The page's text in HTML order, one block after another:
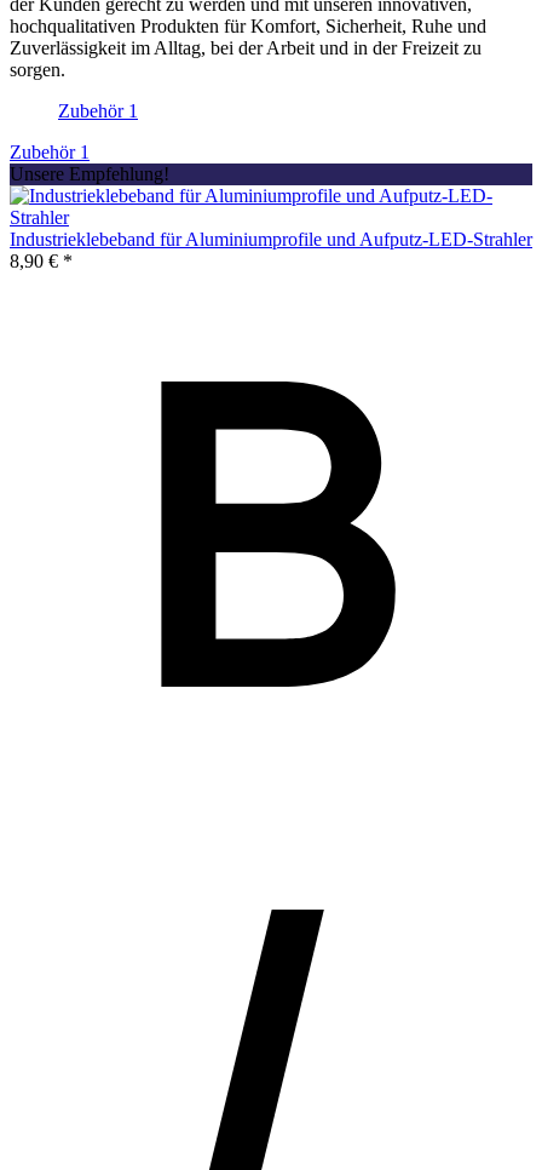
hochqualitativen Produkten für Komfort, Sicherheit, Ruhe und
Zuverlässigkeit im Alltag, bei der Arbeit und in der Freizeit zu
sorgen.
Zubehör 1
Zubehör 1
Unsere Empfehlung!
Industrieklebeband für Aluminiumprofile und Aufputz-LED-Strahler
8,90 € *